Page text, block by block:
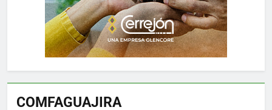
COMFAGUAJIRA